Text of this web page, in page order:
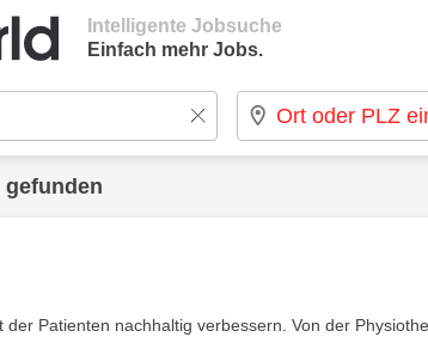
Intelligente Jobsuche
Einfach mehr Jobs.
gefunden
der Patienten nachhaltig verbessern. Von der